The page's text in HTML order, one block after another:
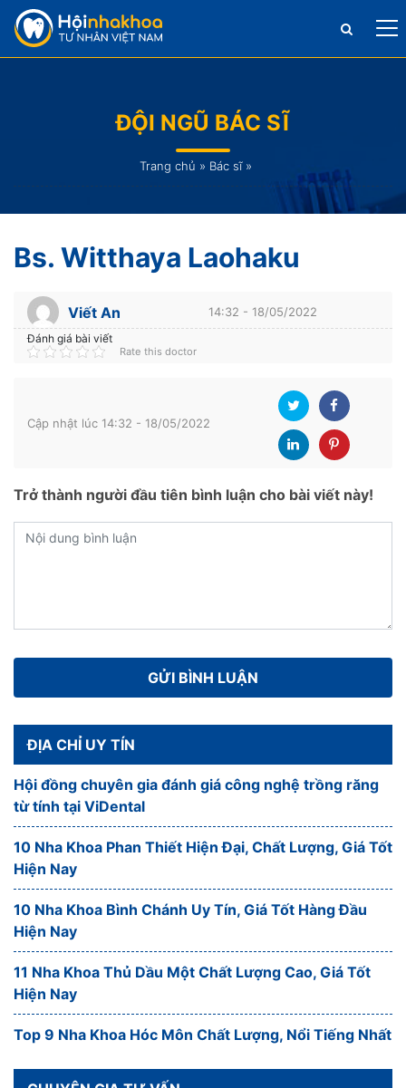
ĐỘI NGŨ BÁC SĨ
Trang chủ » Bác sĩ»
Bs. Witthaya Laohaku
Viết An 14:32 - 18/05/2022
Đánh giá bài viết
Rate this doctor
Cập nhật lúc 14:32 - 18/05/2022
Trở thành người đầu tiên bình luận cho bài viết này!
ĐỊA CHỈ UY TÍN
Hội đồng chuyên gia đánh giá công nghệ trồng răng
từ tính tại ViDental
10 Nha Khoa Phan Thiết Hiện Đại, Chất Lượng, Giá Tốt
Hiện Nay
10 Nha Khoa Bình Chánh Uy Tín, Giá Tốt Hàng Đầu
Hiện Nay
11 Nha Khoa Thủ Dầu Một Chất Lượng Cao, Giá Tốt
Hiện Nay
Top 9 Nha Khoa Hóc Môn Chất Lượng, Nổi Tiếng Nhất